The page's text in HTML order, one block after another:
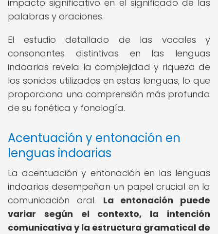
impacto significativo en el significado de las
palabras y oraciones.
El estudio detallado de las vocales y
consonantes distintivas en las lenguas
indoarias revela la complejidad y riqueza de
los sonidos utilizados en estas lenguas, lo que
proporciona una comprensión más profunda
de su fonética y fonología.
Acentuación y entonación en
lenguas indoarias
La acentuación y entonación en las lenguas
indoarias desempeñan un papel crucial en la
comunicación oral. La entonación puede
variar según el contexto, la intención
comunicativa y la estructura gramatical de